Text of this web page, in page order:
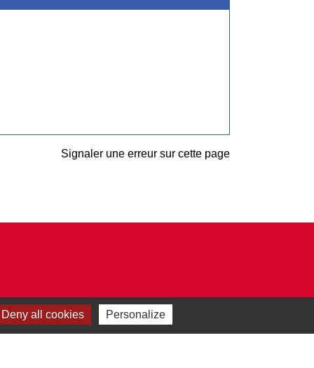
Signaler une erreur sur cette page
Deny all cookies Personalize